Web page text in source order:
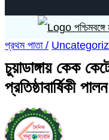
পশ্চিমবঙ্গে
প্রথম পাতা /
চুয়াডাঙ্গায় কেক
প্রতিষ্ঠাবার্ষিকী পালন